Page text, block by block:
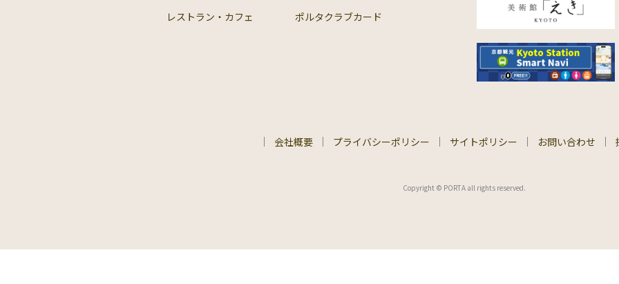
レストラン・カフェ ポルタクラブカード
会社概要 プライバシーポリシー サイトポリシー お問い合わせ
Copyright © PORTA all rights reserved.